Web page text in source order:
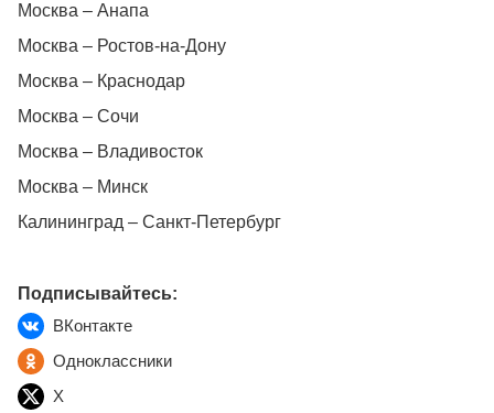
Москва – Анапа
Москва – Ростов-на-Дону
Москва – Краснодар
Москва – Сочи
Москва – Владивосток
Москва – Минск
Калининград – Санкт-Петербург
Подписывайтесь:
ВКонтакте
Одноклассники
X